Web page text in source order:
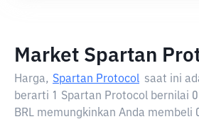
Market Spartan
Harga, Spartan Protocol saat ini
berarti 1 Spartan Protocol bernilai 0
BRL memungkinkan Anda membeli